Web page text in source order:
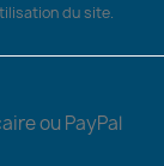
du site.
ou PayPal